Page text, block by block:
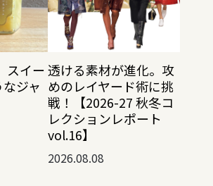
スイー
ジャ
透ける素材が進化。攻
めのレイヤード術に挑
戦！【2026-27 秋冬コ
レクションレポート
vol.16】
2026.08.08